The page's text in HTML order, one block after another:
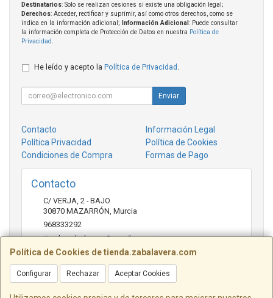
Política de Cookies de tienda.zabalavera.com
Configurar Rechazar Aceptar Cookies
Destinatarios: Solo se realizan cesiones si existe una obligación legal;
Derechos: Acceder, rectificar y suprimir, así como otros derechos, como se
indica en la información adicional;
Información Adicional : Puede consultar
la información completa de Protección de Datos en nuestra Política de
Privacidad.
He leído y acepto la Política de Privacidad .
Enviar
Contacto
Información Legal
Política Privacidad
Política de Cookies
Condiciones de Compra
Formas de Pago
Contacto
C/ VERJA, 2 - BAJO
30870 MAZARRÓN, Murcia
968333292
tienda.zabalavera@gmail.com
Horario
9:30-14:00 y 17:30-20:00